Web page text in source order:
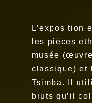
L’exposition
les pièces
musée
classique) et
Tsimba. Il
bruts qu’il